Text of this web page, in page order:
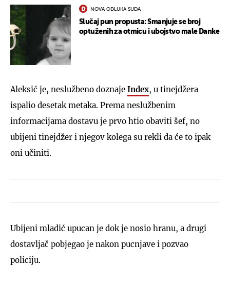
NOVA ODLUKA SUDA
Slučaj pun propusta: Smanjuje se broj
optuženih za otmicu i ubojstvo male Danke
Aleksić je, neslužbeno doznaje Index, u tinejdžera
ispalio desetak metaka. Prema neslužbenim
informacijama dostavu je prvo htio obaviti šef, no
ubijeni tinejdžer i njegov kolega su rekli da će to ipak
oni učiniti.
Ubijeni mladić upucan je dok je nosio hranu, a drugi
dostavljač pobjegao je nakon pucnjave i pozvao
policiju.